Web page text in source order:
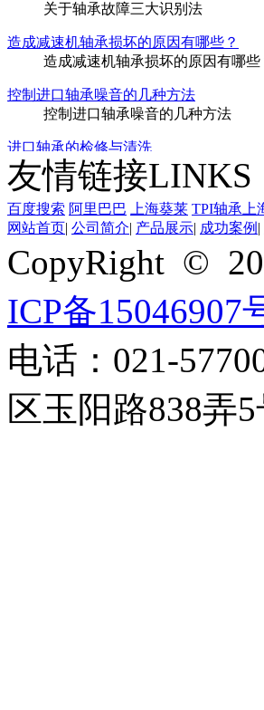
关于轴承故障三大识别法
造成减速机轴承损坏的原因有哪些？
造成减速机轴承损坏的原因有哪些
控制进口轴承噪音的几种方法
控制进口轴承噪音的几种方法
进口轴承的检修与清洗
进口轴承的检修与清洗
影响滚动轴承使用寿命的原因
影响滚动轴承使用寿命的原因
动静压混合轴承注意事项
动静压混合轴承注意事项
TPI轴承油脂特性表
TPI轴承油脂特性表
友情链接LINKS
百度搜索 阿里巴巴 上海葵莱 TPI轴承上
网站首页| 公司简介| 产品展示| 成功案例 |
CopyRight ©
ICP备15046907
电话：021-
区玉阳路838弄